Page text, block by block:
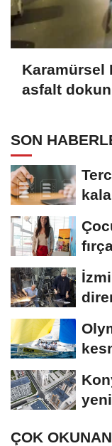
Karamürsel
asfalt
SON
ÇOK